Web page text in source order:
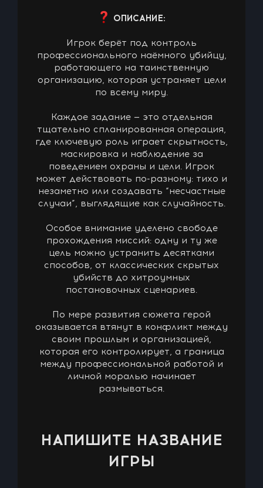
ОПИСАНИЕ:
Игрок берёт под контроль
профессионального наёмного убийцу,
работающего на таинственную
организацию, которая устраняет цели
по всему миру.
Каждое задание — это отдельная
тщательно спланированная операция,
где ключевую роль играет скрытность,
маскировка и наблюдение за
поведением охраны и цели. Игрок
может действовать по-разному: тихо и
незаметно или создавать “несчастные
случаи”, выглядящие как случайность.
Особое внимание уделено свободе
прохождения миссий: одну и ту же
цель можно устранить десятками
способов, от классических скрытых
убийств до хитроумных
постановочных сценариев.
По мере развития сюжета герой
оказывается втянут в конфликт между
своим прошлым и организацией,
которая его контролирует, а граница
между профессиональной работой и
личной моралью начинает
размываться.
НАПИШИТЕ НАЗВАНИЕ
ИГРЫ